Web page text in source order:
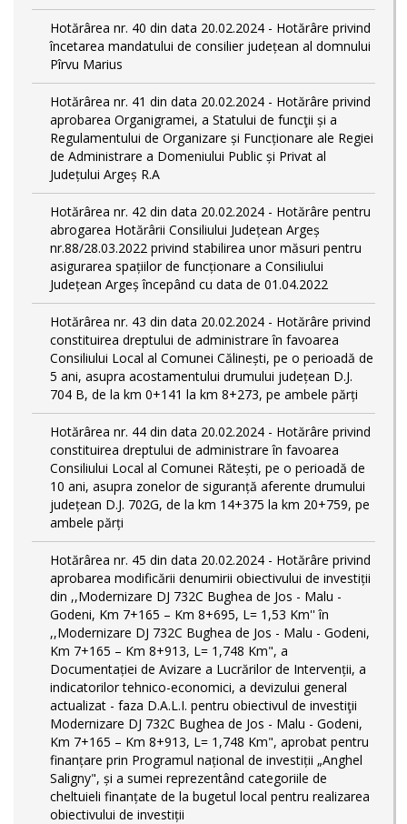
Hotărârea nr. 40 din data 20.02.2024 - Hotărâre privind
încetarea mandatului de consilier județean al domnului
Pîrvu Marius
Hotărârea nr. 41 din data 20.02.2024 - Hotărâre privind
aprobarea Organigramei, a Statului de funcţii și a
Regulamentului de Organizare și Funcționare ale Regiei
de Administrare a Domeniului Public și Privat al
Județului Argeș R.A
Hotărârea nr. 42 din data 20.02.2024 - Hotărâre pentru
abrogarea Hotărârii Consiliului Județean Argeș
nr.88/28.03.2022 privind stabilirea unor măsuri pentru
asigurarea spațiilor de funcționare a Consiliului
Județean Argeș începând cu data de 01.04.2022
Hotărârea nr. 43 din data 20.02.2024 - Hotărâre privind
constituirea dreptului de administrare în favoarea
Consiliului Local al Comunei Călinești, pe o perioadă de
5 ani, asupra acostamentului drumului județean D.J.
704 B, de la km 0+141 la km 8+273, pe ambele părți
Hotărârea nr. 44 din data 20.02.2024 - Hotărâre privind
constituirea dreptului de administrare în favoarea
Consiliului Local al Comunei Rătești, pe o perioadă de
10 ani, asupra zonelor de siguranță aferente drumului
județean D.J. 702G, de la km 14+375 la km 20+759, pe
ambele părți
Hotărârea nr. 45 din data 20.02.2024 - Hotărâre privind
aprobarea modificării denumirii obiectivului de investiții
din ,,Modernizare DJ 732C Bughea de Jos - Malu -
Godeni, Km 7+165 – Km 8+695, L= 1,53 Km'' în
,,Modernizare DJ 732C Bughea de Jos - Malu - Godeni,
Km 7+165 – Km 8+913, L= 1,748 Km", a
Documentației de Avizare a Lucrărilor de Intervenții, a
indicatorilor tehnico-economici, a devizului general
actualizat - faza D.A.L.I. pentru obiectivul de investiţii
Modernizare DJ 732C Bughea de Jos - Malu - Godeni,
Km 7+165 – Km 8+913, L= 1,748 Km", aprobat pentru
finanțare prin Programul național de investiții „Anghel
Saligny", și a sumei reprezentând categoriile de
cheltuieli finanțate de la bugetul local pentru realizarea
obiectivului de investiții